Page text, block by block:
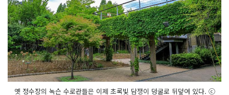
옛 정수장의 녹슨 수로관들은 이제 초록빛 담쟁이 덩굴로 뒤덮여 있다. ⓒ